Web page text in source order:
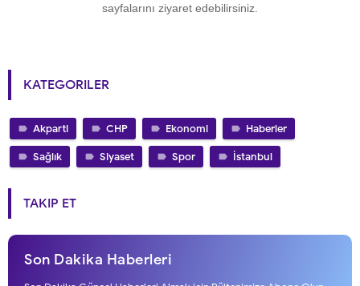
sayfalarını ziyaret edebilirsiniz.
KATEGORILER
Akparti CHP Ekonomi Haberler
Sağlık Siyaset Spor İstanbul
TAKIP ET
Son Dakika Haberleri